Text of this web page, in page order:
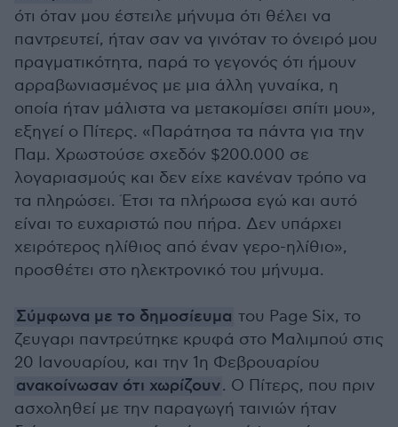
ότι όταν μου έστειλε μήνυμα ότι θέλει να
παντρευτεί, ήταν σαν να γινόταν το όνειρό μου
πραγματικότητα, παρά το γεγονός ότι ήμουν
αρραβωνιασμένος με μια άλλη γυναίκα, η
οποία ήταν μάλιστα να μετακομίσει σπίτι μου»,
εξηγεί ο Πίτερς. «Παράτησα τα πάντα για την
Παμ. Χρωστούσε σχεδόν $200.000 σε
λογαριασμούς και δεν είχε κανέναν τρόπο να
τα πληρώσει. Έτσι τα πλήρωσα εγώ και αυτό
είναι το ευχαριστώ που πήρα. Δεν υπάρχει
χειρότερος ηλίθιος από έναν γερο-ηλίθιο»,
προσθέτει στο ηλεκτρονικό του μήνυμα.
Σύμφωνα με το δημοσίευμα του Page Six, το
ζευγαρι παντρεύτηκε κρυφά στο Μαλιμπού στις
20 Ιανουαρίου, και την 1η Φεβρουαρίου
ανακοίνωσαν ότι χωρίζουν. Ο Πίτερς, που πριν
ασχοληθεί με την παραγωγή ταινιών ήταν